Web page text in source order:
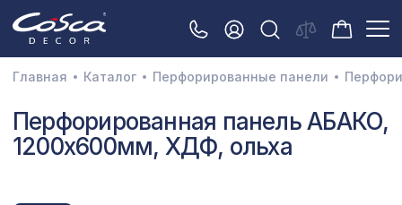
3D орнамент
Акустические панели
Главная Каталог Перфорированные панели
Перфорированная панель АБАКО,
1200х600мм, ХДФ, ольха